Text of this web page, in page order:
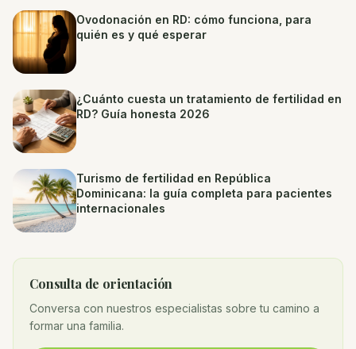
Ovodonación en RD: cómo funciona, para
quién es y qué esperar
¿Cuánto cuesta un tratamiento de fertilidad en
RD? Guía honesta 2026
Turismo de fertilidad en República
Dominicana: la guía completa para pacientes
internacionales
Consulta de orientación
Conversa con nuestros especialistas sobre tu camino a
formar una familia.